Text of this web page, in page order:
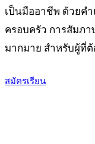
เป็นมืออาชีพ ด้วยค
ครอบครัว การสัมภ
มากมาย สำหรับผู้ที่ต้
สมัครเรียน